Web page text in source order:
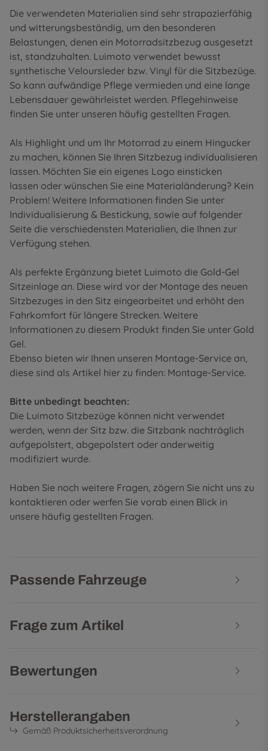
Die verwendeten Materialien sind sehr strapazierfähig
und witterungsbeständig, um den besonderen
Belastungen, denen ein Motorradsitzbezug ausgesetzt
ist, standzuhalten. Luimoto verwendet bewusst
synthetische Veloursleder bzw. Vinyl für die Sitzbezüge.
So kann aufwändige Pflege vermieden und eine lange
Lebensdauer gewährleistet werden. Pflegehinweise
finden Sie unter unseren häufig gestellten Fragen.
Als Highlight und um Ihr Motorrad zu einem Hingucker
zu machen, können Sie Ihren Sitzbezug individualisieren
lassen. Möchten Sie ein eigenes Logo einsticken
lassen oder wünschen Sie eine Materialänderung? Kein
Problem! Weitere Informationen finden Sie unter
Individualisierung & Bestickung, sowie auf folgender
Seite die verschiedensten Materialien, die Ihnen zur
Verfügung stehen.
Als perfekte Ergänzung bietet Luimoto die Gold-Gel
Sitzeinlage an. Diese wird vor der Montage des neuen
Sitzbezuges in den Sitz eingearbeitet und erhöht den
Fahrkomfort für längere Strecken. Weitere
Informationen zu diesem Produkt finden Sie unter Gold
Gel.
Ebenso bieten wir Ihnen unseren Montage-Service an,
diese sind als Artikel hier zu finden: Montage-Service.
Bitte unbedingt beachten:
Die Luimoto Sitzbezüge können nicht verwendet
werden, wenn der Sitz bzw. die Sitzbank nachträglich
aufgepolstert, abgepolstert oder anderweitig
modifiziert wurde.
Haben Sie noch weitere Fragen, zögern Sie nicht uns zu
kontaktieren oder werfen Sie vorab einen Blick in
unsere häufig gestellten Fragen.
Passende Fahrzeuge
Frage zum Artikel
Bewertungen
Herstellerangaben
Gemäß Produktsicherheitsverordnung